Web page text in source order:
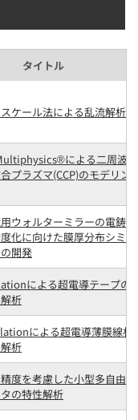
タイトル
ケール法による乱流解析
による二周波
プラズマ(CCP)のモデリン
ウォルターミラーの電鋳プ
化に向けた膜厚分布シミュ
開発
による超電導テープの2
析
による超電導薄膜線材
析
度を考慮した小型多自由度
の特性解析